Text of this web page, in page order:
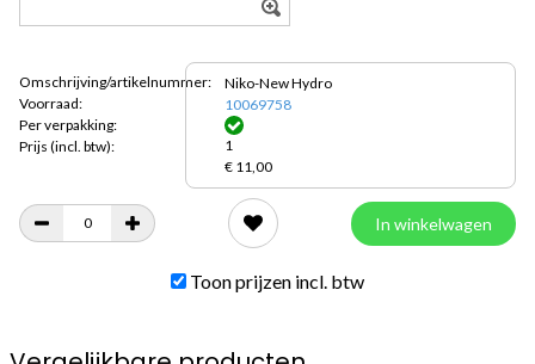
Omschrijving/artikelnummer:
Voorraad:
Per verpakking:
Prijs (incl. btw):
Niko-New Hydro
10069758
1
€ 11,00
In winkelwagen
Toon prijzen incl. btw